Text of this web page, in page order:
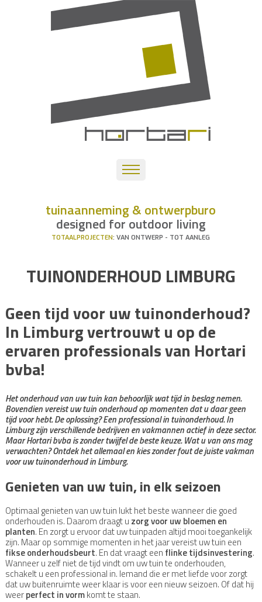
tuinaanneming & ontwerpburo
designed for outdoor living
TOTAALPROJECTEN: VAN ONTWERP - TOT AANLEG
TUINONDERHOUD LIMBURG
Geen tijd voor uw tuinonderhoud?
In Limburg vertrouwt u op de
ervaren professionals van Hortari
bvba!
Het onderhoud van uw tuin kan behoorlijk wat tijd in beslag nemen.
Bovendien vereist uw tuin onderhoud op momenten dat u daar geen
tijd voor hebt. De oplossing? Een professional in tuinonderhoud. In
Limburg zijn verschillende bedrijven en vakmannen actief in deze sector.
Maar Hortari bvba is zonder twijfel de beste keuze. Wat u van ons mag
verwachten? Ontdek het allemaal en kies zonder fout de juiste vakman
voor uw tuinonderhoud in Limburg.
Genieten van uw tuin, in elk seizoen
Optimaal genieten van uw tuin lukt het beste wanneer die goed
onderhouden is. Daarom draagt u zorg voor uw bloemen en
planten. En zorgt u ervoor dat uw tuinpaden altijd mooi toegankelijk
zijn. Maar op sommige momenten in het jaar vereist uw tuin een
fikse onderhoudsbeurt. En dat vraagt een flinke tijdsinvestering.
Wanneer u zelf niet de tijd vindt om uw tuin te onderhouden,
schakelt u een professional in. Iemand die er met liefde voor zorgt
dat uw buitenruimte weer klaar is voor een nieuw seizoen. Of dat hij
weerperfect in vormkomt te staan.